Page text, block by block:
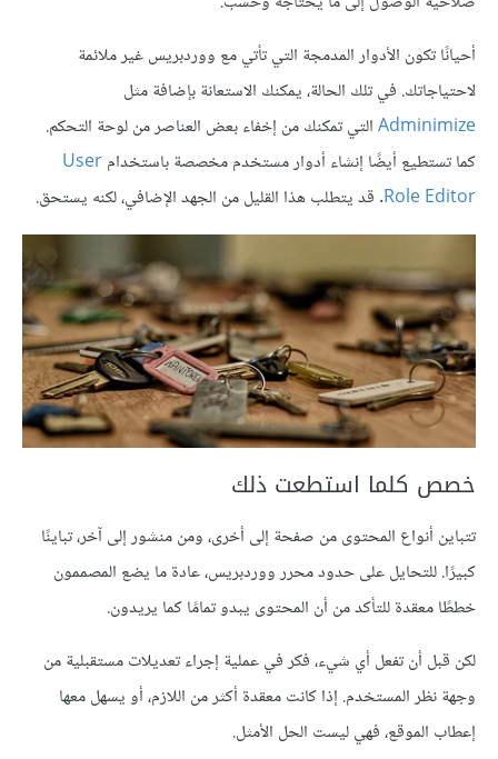
أحيانًا تكون الأدوار المدمجة التي تأتي مع ووردبريس غير ملائمة
لاحتياجاتك. في تلك الحالة، يمكنك الاستعانة بإضافة مثل
Adminimizeالتي تمكنك من إخفاء بعض العناصر من لوحة التحكم.
كما تستطيع أيضًا إنشاء أدوار مستخدم مخصصة باستخدامUser
Role Editor. قد يتطلب هذا القليل من الجهد الإضافي، لكنه يستحق.
خصص كلما استطعت ذلك
تتباين أنواع المحتوى من صفحة إلى أخرى، ومن منشور إلى آخر، تباينًا
كبيرًا. للتحايل على حدود محرر ووردبريس، عادة ما يضع المصممون
خططًا معقدة للتأكد من أن المحتوى يبدو تمامًا كما يريدون.
لكن قبل أن تفعل أي شيء، فكر في عملية إجراء تعديلات مستقبلية من
وجهة نظر المستخدم. إذا كانت معقدة أكثر من اللازم، أو يسهل معها
إعطاب الموقع، فهي ليست الحل الأمثل.